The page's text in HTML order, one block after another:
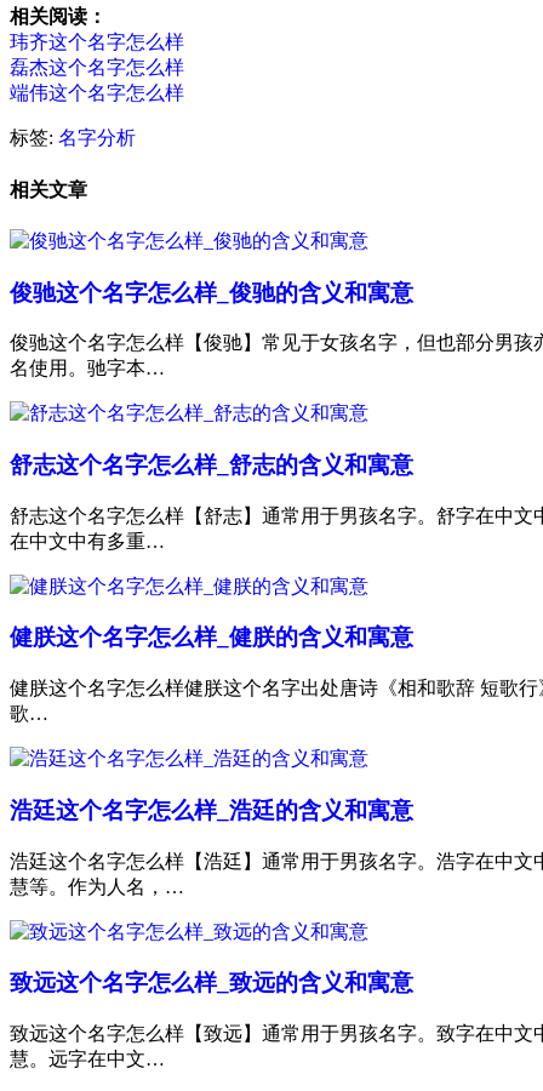
相关阅读：
玮齐这个名字怎么样
磊杰这个名字怎么样
端伟这个名字怎么样
标签: 名字分析
相关文章
俊驰这个名字怎么样_俊驰的含义和寓意
俊驰这个名字怎么样【俊驰】常见于女孩名字，但也部分男
名使用。驰字本…
舒志这个名字怎么样_舒志的含义和寓意
舒志这个名字怎么样【舒志】通常用于男孩名字。舒字在中
在中文中有多重…
健朕这个名字怎么样_健朕的含义和寓意
健朕这个名字怎么样健朕这个名字出处唐诗《相和歌辞 短歌
歌…
浩廷这个名字怎么样_浩廷的含义和寓意
浩廷这个名字怎么样【浩廷】通常用于男孩名字。浩字在中
慧等。作为人名，…
致远这个名字怎么样_致远的含义和寓意
致远这个名字怎么样【致远】通常用于男孩名字。致字在中
慧。远字在中文…